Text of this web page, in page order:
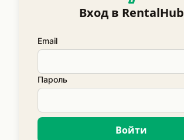
Вход в RentalHub
Email
Пароль
Войти